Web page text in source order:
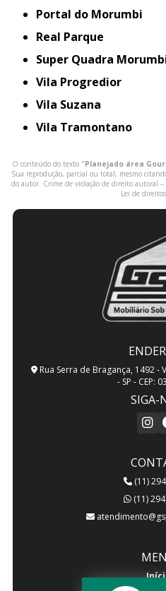
Portal do Morumbi
Real Parque
Super Quadra
Vila Progredior
Vila Suzana
Vila Tramontano
O conteúdo do texto "Planejado área
Sua reprodução, parcial ou total, mesmo
do autor. Crime de violação de direito autoral
Lei de
Rua Serra de Bragança, 1492 -
- SP - CEP:
SIGA-
(11)
(11)